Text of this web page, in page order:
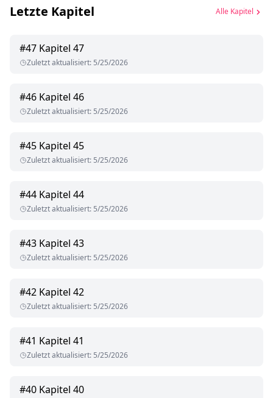
Letzte Kapitel Alle Kapitel
#47 Kapitel 47
Zuletzt aktualisiert: 5/25/2026
#46 Kapitel 46
Zuletzt aktualisiert: 5/25/2026
#45 Kapitel 45
Zuletzt aktualisiert: 5/25/2026
#44 Kapitel 44
Zuletzt aktualisiert: 5/25/2026
#43 Kapitel 43
Zuletzt aktualisiert: 5/25/2026
#42 Kapitel 42
Zuletzt aktualisiert: 5/25/2026
#41 Kapitel 41
Zuletzt aktualisiert: 5/25/2026
#40 Kapitel 40